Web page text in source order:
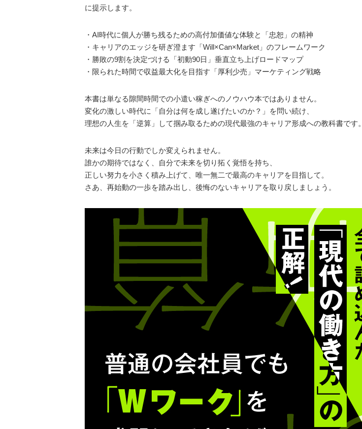
に提示します。
・AI時代に個人が勝ち残るための高付加価値な体験と「忠恕」の精神
・キャリアのエッジを研ぎ澄ます「Will×Can×Market」のフレームワーク
・勝敗の9割を決定づける「初動90日」垂直立ち上げロードマップ
・限られた時間で収益最大化を目指す「厚利少売」マーケティング戦略
本書は単なる隙間時間での小遣い稼ぎへのノウハウ本ではありません。
変化の激しい時代に「自分は何を成し遂げたいのか？」を問い続け、
理想の人生を「逆算」して掴み取るための現代最強のキャリア形成への教科書です。
未来は今日の行動でしか変えられません。
誰かの期待ではなく、自分で未来を切り拓く覚悟を持ち、
正しい努力を小さく積み上げて、唯一無二で最高のキャリアを目指して。
さあ、再始動の一歩を踏み出し、後悔のないキャリアを取り戻しましょう。